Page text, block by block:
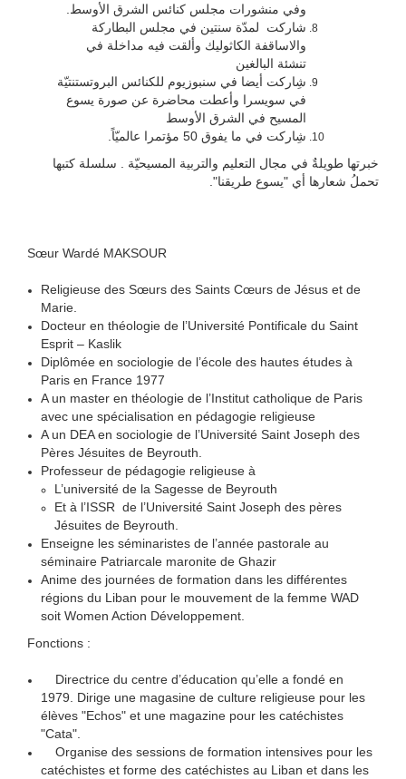
وفي منشورات مجلس كنائس الشرق الأوسط.
شاركت لمدّة سنتين في مجلس البطاركة
والاساقفة الكاثوليك وألقت فيه مداخلة في
تنشئة البالغين
شِاركت أيضا في سنبوزيوم للكنائس البروتستنتيّة
في سويسرا وأعطت محاضرة عن صورة يسوع
المسيح في الشرق الأوسط
شِاركت في ما يفوق 50 مؤتمرا عالميّاً.
خبرتها طويلةٌ في مجال التعليم والتربية المسيحيّة . سلسلة كتبها
تحملُ شعارها أي "يسوع طريقنا".
Sœur Wardé MAKSOUR
Religieuse des Sœurs des Saints Cœurs de Jésus et de
Marie.
Docteur en théologie de l’Université Pontificale du Saint
Esprit – Kaslik
Diplômée en sociologie de l’école des hautes études à
Paris en France 1977
A un master en théologie de l’Institut catholique de Paris
avec une spécialisation en pédagogie religieuse
A un DEA en sociologie de l’Université Saint Joseph des
Pères Jésuites de Beyrouth.
Professeur de pédagogie religieuse à
L’université de la Sagesse de Beyrouth
Et à l’ISSR de l’Université Saint Joseph des pères
Jésuites de Beyrouth.
Enseigne les séminaristes de l’année pastorale au
séminaire Patriarcale maronite de Ghazir
Anime des journées de formation dans les différentes
régions du Liban pour le mouvement de la femme WAD
soit Women Action Développement.
Fonctions :
Directrice du centre d’éducation qu’elle a fondé en
1979. Dirige une magasine de culture religieuse pour les
élèves "Echos" et une magazine pour les catéchistes
"Cata".
Organise des sessions de formation intensives pour les
catéchistes et forme des catéchistes au Liban et dans les